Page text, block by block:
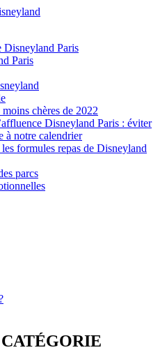
Disneyland Paris
Paris
moins chères de 2022
Disneyland Paris : éviter
à notre calendrier
formules repas de Disneyland
parcs